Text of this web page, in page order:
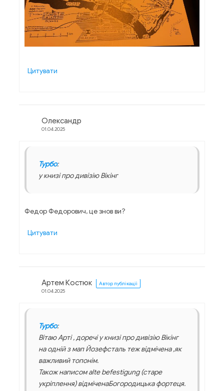
Цитувати
Олександр
01.04.2025
Турбо:
у книзі про дивізію Вікінг
Федор Федорович, це знов ви?
Цитувати
Артем Костюк
Автор публікації
01.04.2025
Турбо:
Вітаю Арті , доречі у книзі про дивізію Вікінг
на одній з мап Йозефсталь теж відмічена ,як
важливий топонім.
Також написом alte befestigung (старе
укріплення) відміченаБогородицька фортеця.